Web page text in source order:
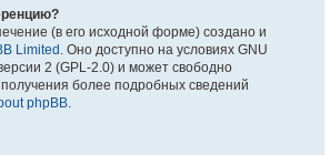
(в его исходной форме) создано и
Limited . Оно доступно на условиях GNU
2 (GPL-2.0) и может свободно
более подробных сведений
phpBB.